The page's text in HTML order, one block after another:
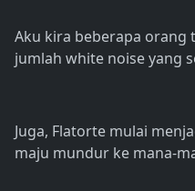
Aku kira beberapa orang
jumlah white noise yang
Juga, Flatorte mulai
maju mundur ke mana-